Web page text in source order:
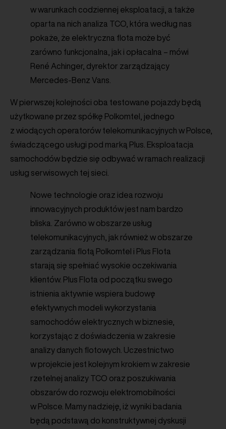
w warunkach codziennej eksploatacji, a także
oparta na nich analiza TCO, która według nas
pokaże, że elektryczna flota może być
zarówno funkcjonalna, jak i opłacalna – mówi
René Achinger, dyrektor zarządzający
Mercedes-Benz Vans.
W pierwszej kolejności oba testowane pojazdy będą
użytkowane przez spółkę Polkomtel, jednego
z wiodących operatorów telekomunikacyjnych w Polsce,
świadczącego usługi pod marką Plus. Eksploatacja
samochodów będzie się odbywać w ramach realizacji
usług serwisowych tej sieci.
Nowe technologie oraz idea rozwoju
innowacyjnych produktów jest nam bardzo
bliska. Zarówno w obszarze usług
telekomunikacyjnych, jak również w obszarze
zarządzania flotą Polkomtel i Plus Flota
starają się spełniać wysokie oczekiwania
klientów. Plus Flota od początku swego
istnienia aktywnie wspiera budowę
efektywnych modeli wykorzystania
samochodów elektrycznych w biznesie,
korzystając z doświadczenia w zakresie
analizy danych flotowych. Uczestnictwo
w projekcie jest kolejnym krokiem w zakresie
rzetelnej analizy TCO oraz poszukiwania
obszarów do rozwoju elektromobilności
w Polsce. Mamy nadzieję, iż wyniki badania
będą podstawą do konstruktywnej dyskusji